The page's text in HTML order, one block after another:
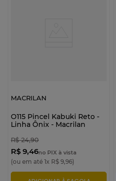
MACRILAN
O115 Pincel Kabuki Reto -
Linha Ônix - Macrilan
R$ 24,90
R$ 9,46no PIX à vista
(ou em até 1x R$ 9,96)